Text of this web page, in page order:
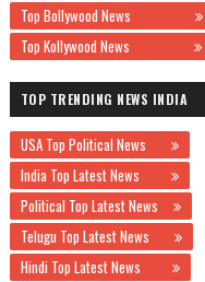
Top Bollywood News
Top Kollywood News
TOP TRENDING NEWS INDIA
USA Top Political News
India Top Latest News
Political Top Latest News
Telugu Top Latest News
Hindi Top Latest News